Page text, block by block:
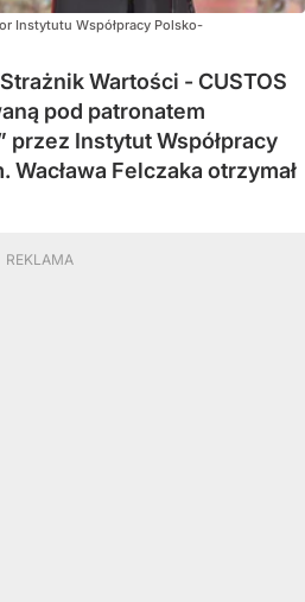
Instytutu Współpracy Polsko-
Wartości - CUSTOS
pod patronatem
przez Instytut Współpracy
Felczaka otrzymał